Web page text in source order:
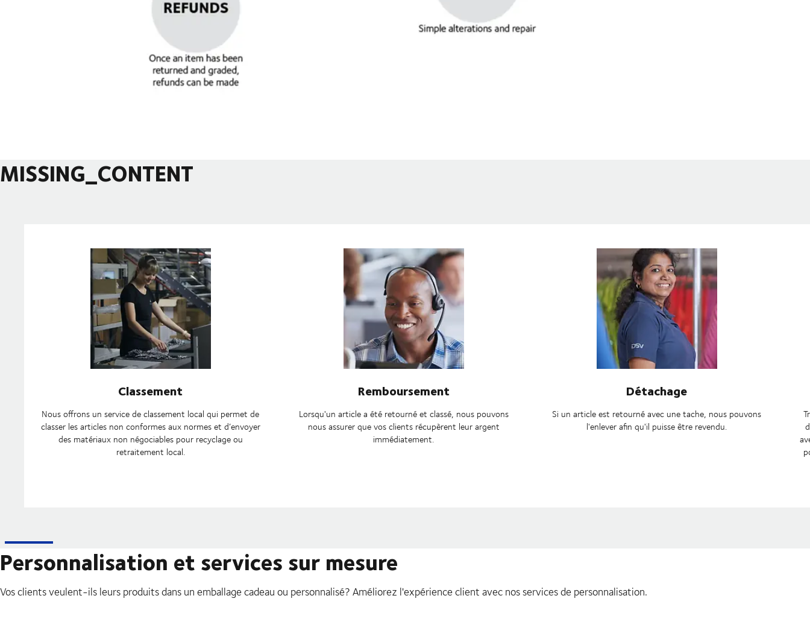
MISSING_CONTENT
Classement
Nous offrons un service de classement local qui permet de
classer les articles non conformes aux normes et d’envoyer
des matériaux non négociables pour recyclage ou
retraitement local.
Remboursement
Lorsqu'un article a été retourné et classé, nous pouvons
nous assurer que vos clients récupèrent leur argent
immédiatement.
Détachage
Si un article est retourné avec une tache, nous pouvons
l'enlever afin qu'il puisse être revendu.
Personnalisation et services sur mesure
Vos clients veulent-ils leurs produits dans un emballage cadeau ou personnalisé? Améliorez l'expérience client avec nos services de personnalisation.